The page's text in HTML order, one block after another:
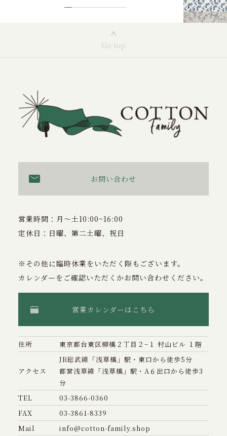
お問い合わせ
営業時間：月〜土10:00~16:00
定休日：日曜、第二土曜、祝日
※その他に臨時休業をいただく際もございます。
カレンダーをご確認いただくかお問い合わせください。
営業カレンダーはこちら
住所 東京都台東区柳橋２丁目２−１ 村山ビル １階
アクセス
JR総武線「浅草橋」駅・東口から徒歩5分
都営浅草線「浅草橋」駅・A６出口から徒歩3
分
TEL
03-3866-0360
FAX
03-3861-8339
Mail
info@cotton-family.shop